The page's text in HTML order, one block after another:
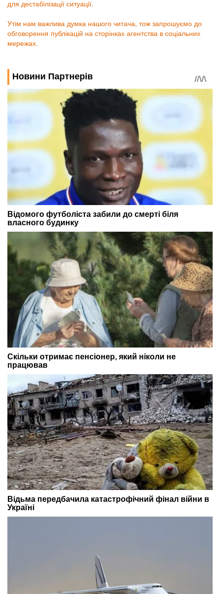
для дестабілізації ситуації.
Утім нам важлива думка нашого читача, тож запрошуємо до
обговорення публікацій на сторінках агентства в соціальних
мережах.